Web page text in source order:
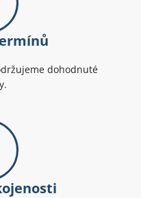
dohodnuté